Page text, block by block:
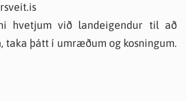
hvetjum við landeigendur til að
taka þátt í umræðum og kosningum.